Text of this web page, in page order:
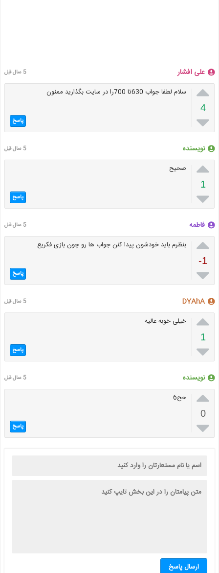
علی افشار 5 سال قبل

4

سلام لطفا جواب 630تا 700را در سایت بگذارید ممنون
پاسخ
نویسنده 5 سال قبل

1

صحیح
پاسخ
فاطمه 5 سال قبل

-1

بنظرم باید خودشون پیدا کنن جواب ها رو چون بازی فکریع
پاسخ
DYAhA 5 سال قبل

1

خیلی خوبه عالیه
پاسخ
نویسنده 5 سال قبل

0

حح6
پاسخ
ارسال پاسخ